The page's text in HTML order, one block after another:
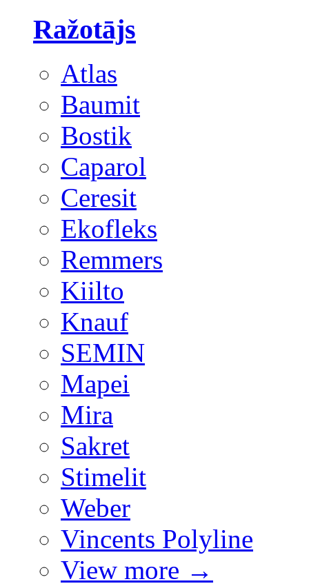
Ražotājs
Atlas
Baumit
Bostik
Caparol
Ceresit
Ekofleks
Remmers
Kiilto
Knauf
SEMIN
Mapei
Mira
Sakret
Stimelit
Weber
Vincents Polyline
View more →